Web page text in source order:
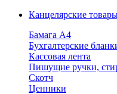
Канцелярские
Бамага А4
Бухгалтерские
Кассовая лента
Пишущие ручки,
Скотч
Ценники